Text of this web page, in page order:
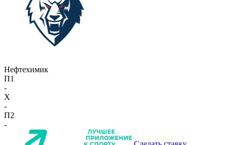
Нефтехимик
П1
-
X
-
П2
-